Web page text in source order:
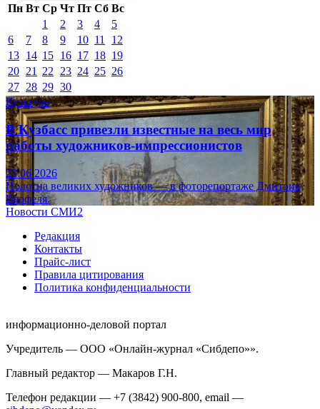
Пн Вт Ср Чт Пт Сб Вс
1
2 3 4
5
6
7 8 9 10 11
12
13 14 15 16 17 18 19
20 21 22 23 24 25 26
27 28 29 30
Культура
В Кузбасс привезли известные на весь мир
работы художников-импрессионистов
23.06.2026
Полотна великих художников — в фоторепортаже Дмитрия
Верфеля.
Новости СМИ2
Редакция
Контакты
Прайс-лист
Правила цитирования
Политика конфиденциальности
информационно-деловой портал
Учредитель — ООО «Онлайн-журнал «Сибдепо»».
Главный редактор — Макаров Г.Н.
Телефон редакции — +7 (3842) 900-800, email —